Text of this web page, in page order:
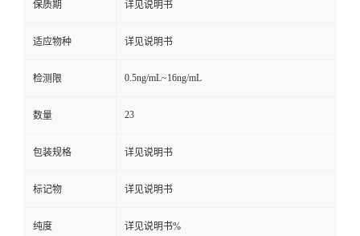
保质期 详见说明书
适应物种 详见说明书
检测限 0.5ng/mL~16ng/mL
数量 23
包装规格 详见说明书
标记物 详见说明书
纯度 详见说明书%